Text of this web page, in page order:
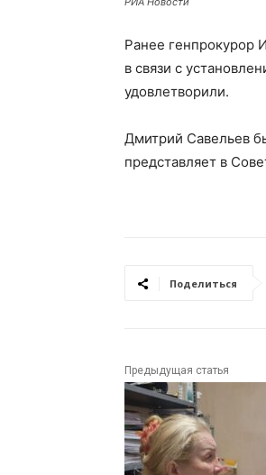
Ранее генпрокурор
в связи с
удовлетворили.
Дмитрий Савельев
представляет в
Поделиться
Предыдущая статья